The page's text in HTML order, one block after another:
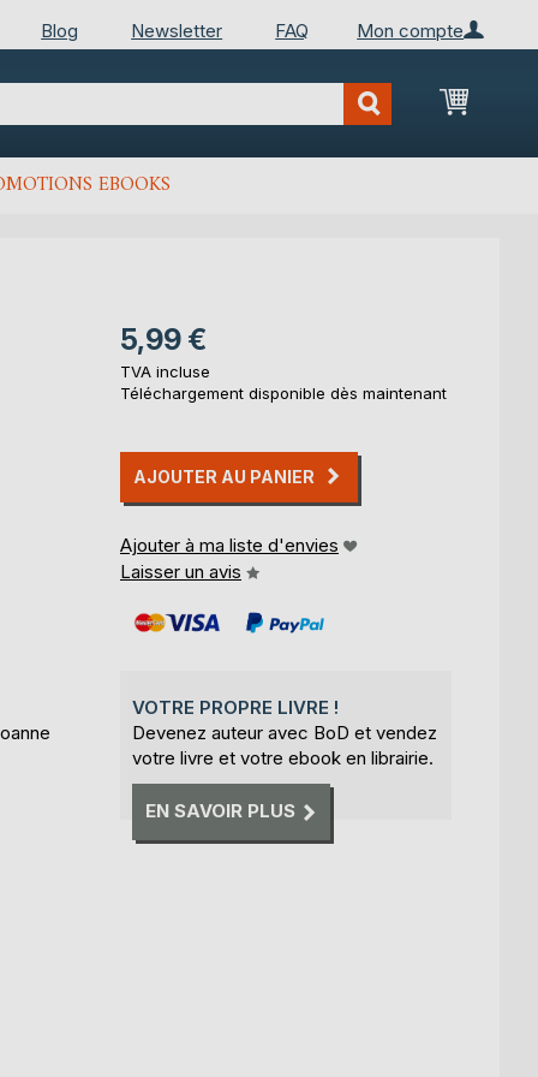
Mon compte
Blog Newsletter FAQ
Mon
EBOOKS
5,99 €
TVA incluse
Téléchargement disponible dès maintenant
AJOUTER AU PANIER
Ajouter à ma liste d'envies
Laisser un avis
VOTRE PROPRE LIVRE !
Devenez auteur avec BoD et vendez
votre livre et votre ebook en librairie.
EN SAVOIR PLUS